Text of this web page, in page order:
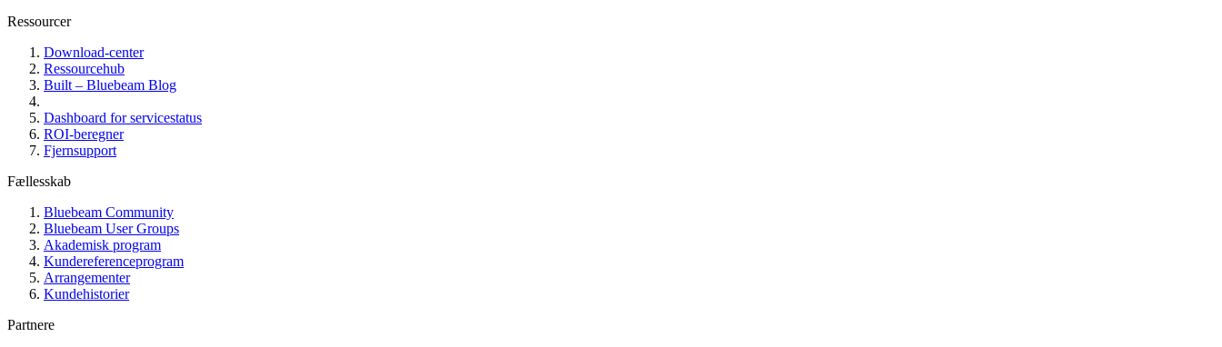
Ressourcer
Download-center
Ressourcehub
Built – Bluebeam Blog
Dashboard for servicestatus
ROI-beregner
Fjernsupport
Fællesskab
Bluebeam Community
Bluebeam User Groups
Akademisk program
Kundereferenceprogram
Arrangementer
Kundehistorier
Partnere